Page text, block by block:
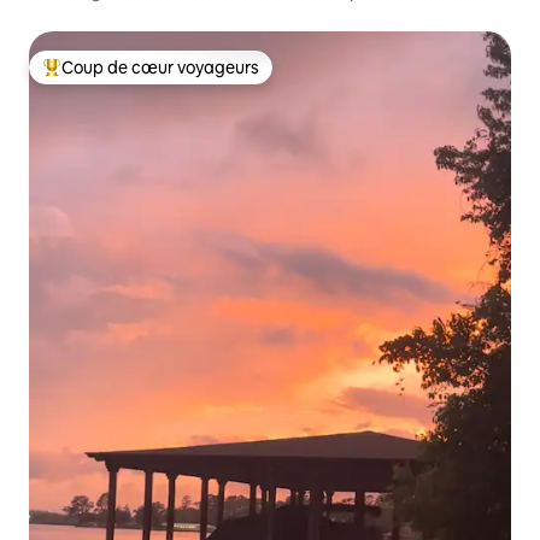
Coups de cœur voyageurs les plus appréciés
Coup de cœur voyageurs